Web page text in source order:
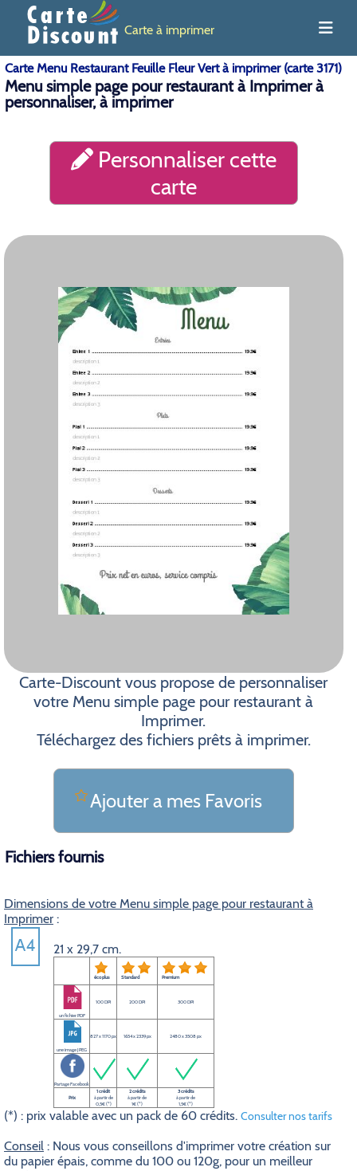
Carte à imprimer
Carte Menu Restaurant Feuille Fleur Vert à imprimer (carte 3171)
Menu simple page pour restaurant à Imprimer à
personnaliser, à imprimer
Personnaliser cette
carte
Carte-Discount vous propose de personnaliser
votre Menu simple page pour restaurant à
Imprimer.
Téléchargez des fichiers prêts à imprimer.
Ajouter a mes Favoris
Fichiers fournis
Dimensions de votre Menu simple page pour restaurant à
Imprimer :
21 x 29,7 cm.
éco plus Standard Premium
un fichier PDF
100 DPI 200 DPI 300 DPI
une image JPEG
827 x 1170 px 1654 x 2339 px 2480 x 3508 px
Partage Facebook
Prix
1 crédit
à partir de
0,5€ (*)
2 crédits
à partir de
1€ (*)
3 crédits
à partir de
1,5€ (*)
(*) : prix valable avec un pack de 60 crédits. Consulter nos tarifs
Conseil : Nous vous conseillons d'imprimer votre création sur
du papier épais, comme du 100 ou 120g, pour un meilleur